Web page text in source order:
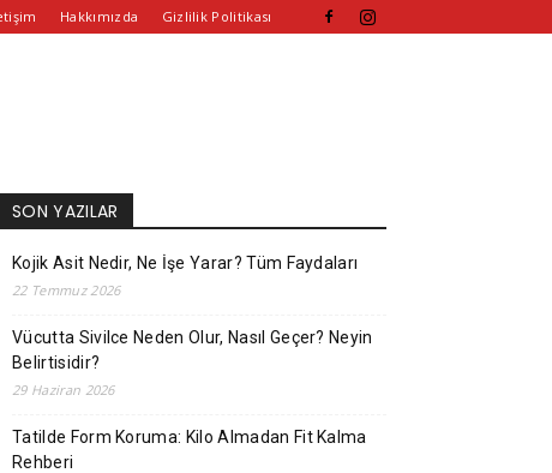
Hakkımızda Gizlilik Politikası
SON YAZILAR
Kojik Asit Nedir, Ne İşe Yarar? Tüm Faydaları
22 Temmuz 2026
Vücutta Sivilce Neden Olur, Nasıl Geçer? Neyin
Belirtisidir?
29 Haziran 2026
Tatilde Form Koruma: Kilo Almadan Fit Kalma
Rehberi